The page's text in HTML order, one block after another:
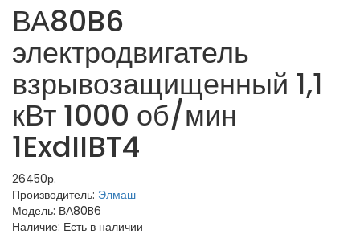
ВА80B6
электродвигатель
взрывозащищенный 1,1
кВт 1000 об/мин
1ExdIIBT4
26450р.
Производитель: Элмаш
Модель: ВА80B6
Наличие: Есть в наличии